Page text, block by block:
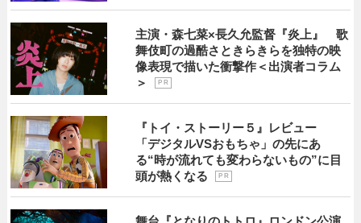
主演・森七菜×長久允監督『炎上』 歌
舞伎町の過酷さときらきらを独特の映
像表現で描いた衝撃作＜出演者コラム
＞
P R
『トイ・ストーリー５』レビュー
「デジタルVSおもちゃ」の先にあ
る“時が流れても変わらないもの”に目
頭が熱くなる
P R